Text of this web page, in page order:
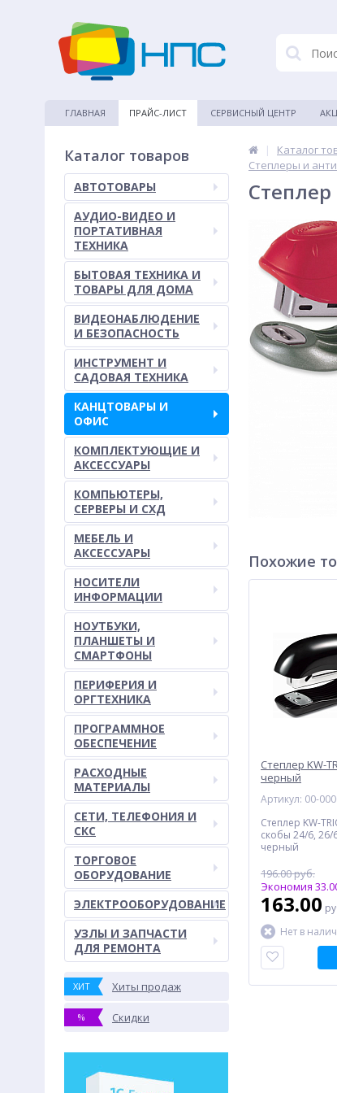
ГЛАВНАЯ ПРАЙС-ЛИСТ СЕРВИСНЫЙ ЦЕНТР
Каталог товаров
АВТОТОВАРЫ
АУДИО-ВИДЕО И
ПОРТАТИВНАЯ
ТЕХНИКА
БЫТОВАЯ ТЕХНИКА И
ТОВАРЫ ДЛЯ ДОМА
ВИДЕОНАБЛЮДЕНИЕ
И БЕЗОПАСНОСТЬ
ИНСТРУМЕНТ И
САДОВАЯ ТЕХНИКА
КАНЦТОВАРЫ И
ОФИС
КОМПЛЕКТУЮЩИЕ И
АКСЕССУАРЫ
КОМПЬЮТЕРЫ,
СЕРВЕРЫ И СХД
МЕБЕЛЬ И
АКСЕССУАРЫ
НОСИТЕЛИ
ИНФОРМАЦИИ
НОУТБУКИ,
ПЛАНШЕТЫ И
СМАРТФОНЫ
ПЕРИФЕРИЯ И
ОРГТЕХНИКА
ПРОГРАММНОЕ
ОБЕСПЕЧЕНИЕ
РАСХОДНЫЕ
МАТЕРИАЛЫ
СЕТИ, ТЕЛЕФОНИЯ И
СКС
ТОРГОВОЕ
ОБОРУДОВАНИЕ
ЭЛЕКТРООБОРУДОВАНИЕ
УЗЛЫ И ЗАПЧАСТИ
ДЛЯ РЕМОНТА
ХИТ Хиты продаж
% Скидки
| Каталог
Степлеры и
Степлер
Похожие
Степлер KW-
черный
Артикул: 00-
Степлер KW-
скобы 24/6, 26/
черный
196.00 руб.
Экономия
163.00
Нет в